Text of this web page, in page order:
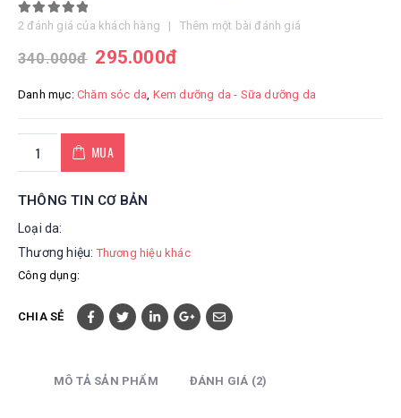
5.00out of 5
2 đánh giá của khách hàng | Thêm một bài đánh giá
340.000đ 295.000đ
Danh mục: Chăm sóc da, Kem dưỡng da - Sữa dưỡng da
MUA
THÔNG TIN CƠ BẢN
Loại da:
Thương hiệu: Thương hiệu khác
Công dụng:
CHIA SẺ
MÔ TẢ SẢN PHẨM ĐÁNH GIÁ (2)